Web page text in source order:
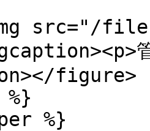
src="/files/
管
figure>
%}